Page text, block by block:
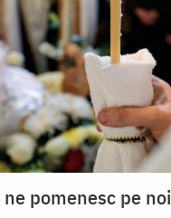
pomenesc pe noi